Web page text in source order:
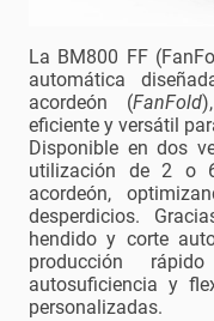
La BM800 FF
automática
acordeón (FanFold
eficiente y versátil
Disponible en dos
utilización de 2 o
acordeón,
desperdicios.
hendido y corte
producción
autosuficiencia y
personalizadas.